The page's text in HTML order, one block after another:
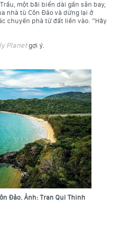
một bãi biển dài gần sân bay,
nhà tù Côn Đảo và dừng lại ở
chuyến phà từ đất liền vào. “Hãy
Planet gợi ý.
Đảo. Ảnh: Tran Qui Thinh